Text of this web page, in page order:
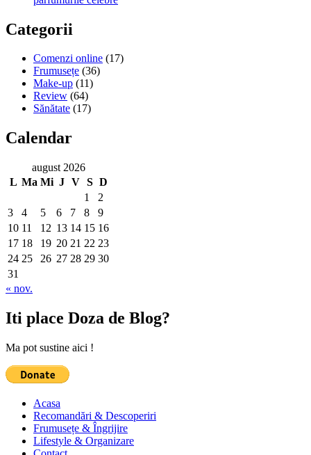
Categorii
Comenzi online (17)
Frumusețe (36)
Make-up (11)
Review (64)
Sănătate (17)
Calendar
august 2026
L Ma Mi J V S D
1
2
3
4 5 6 7 8
9
10 11 12 13 14 15 16
17 18 19 20 21 22 23
24 25 26 27 28 29 30
31
« nov.
Iti place Doza de Blog?
Ma pot sustine aici !
Acasa
Recomandări & Descoperiri
Frumusețe & Îngrijire
Lifestyle & Organizare